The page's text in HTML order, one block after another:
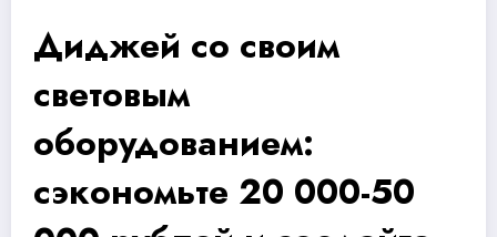
Диджей со своим
световым
оборудованием:
сэкономьте 20 000-50